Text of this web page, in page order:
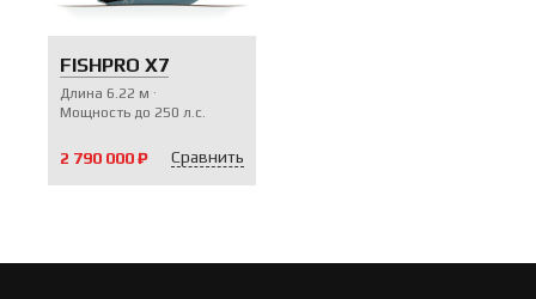
FISHPRO X7
Длина 6.22 м
Мощность до 250 л.с.
2 790 000 ₽ Сравнить